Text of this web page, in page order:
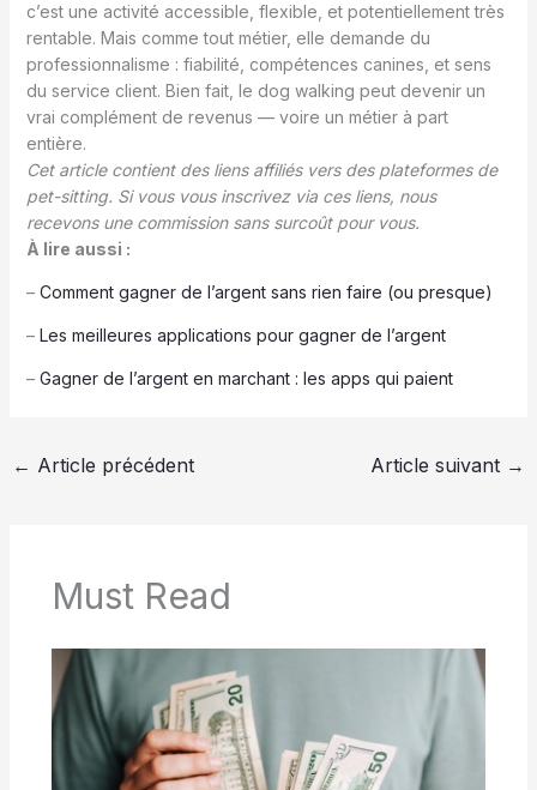
c’est une activité accessible, flexible, et potentiellement très
rentable. Mais comme tout métier, elle demande du
professionnalisme : fiabilité, compétences canines, et sens
du service client. Bien fait, le dog walking peut devenir un
vrai complément de revenus — voire un métier à part
entière.
Cet article contient des liens affiliés vers des plateformes de
pet-sitting. Si vous vous inscrivez via ces liens, nous
recevons une commission sans surcoût pour vous.
À lire aussi :
– Comment gagner de l’argent sans rien faire (ou presque)
– Les meilleures applications pour gagner de l’argent
– Gagner de l’argent en marchant : les apps qui paient
← Article précédent Article suivant →
Must Read